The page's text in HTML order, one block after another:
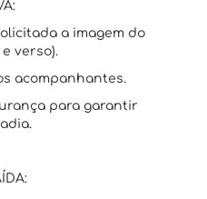
a imagem do
verso).
acompanhantes.
para garantir